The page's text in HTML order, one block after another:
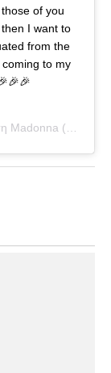
of you
I want to
from the
to my
Madonna (@madonna) στις